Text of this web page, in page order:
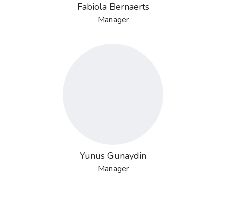
Fabiola Bernaerts
Manager
Yunus Gunaydin
Manager